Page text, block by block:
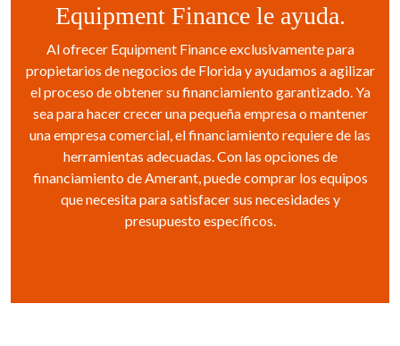
Equipment Finance le ayuda.
Al ofrecer Equipment Finance exclusivamente para
propietarios de negocios de Florida y ayudamos a agilizar
el proceso de obtener su financiamiento garantizado. Ya
sea para hacer crecer una pequeña empresa o mantener
una empresa comercial, el financiamiento requiere de las
herramientas adecuadas. Con las opciones de
financiamiento de Amerant, puede comprar los equipos
que necesita para satisfacer sus necesidades y
presupuesto específicos.